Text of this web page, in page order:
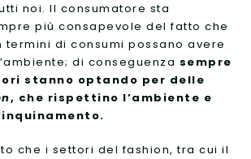
noi. Il consumatore sta
più consapevole del fatto che
termini di consumi possano avere
di conseguenza sempre
stanno optando per delle
, che rispettino l’ambiente e
che i settori del fashion, tra cui il